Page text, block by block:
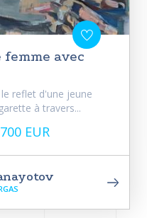
avec
reflet d'une jeune
à travers...
700 EUR